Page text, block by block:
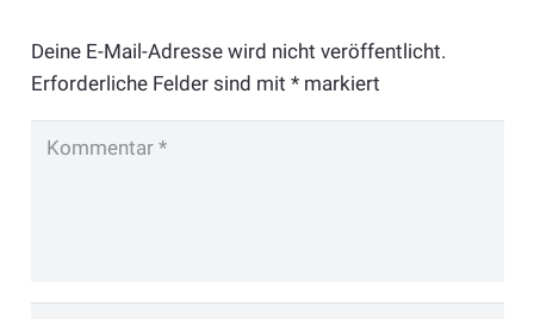
Deine E-Mail-Adresse wird nicht veröffentlicht.
Erforderliche Felder sind mit *markiert